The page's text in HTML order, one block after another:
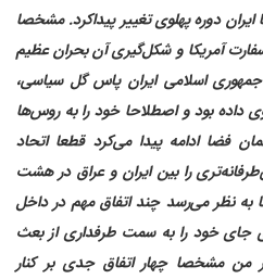
دوره پهلوی تغییر پیداکرد. مشخصا
تسخیر سفارت آمریکا و شکل‌گیری آن بحران عظیم
اسلامی ایران پاس گل سیاسی،
داده بود و اصطلاحا خود را به روس‌ها
فضا ادامه پیدا می‌کرد قطعا اتحاد
را بین ایران و عراق در هشت
نظر می‌رسد چند اتفاق مهم در داخل
جای خود را به سمت طرفداری از بعث
مشخصا چهار اتفاق جدی بر کنار